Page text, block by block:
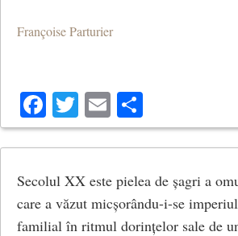
Françoise Parturier
Facebook
Twitter
Email
Secolul XX este pielea de șagri a
care a văzut micșorându-i-se
familial în ritmul dorințelor sale de